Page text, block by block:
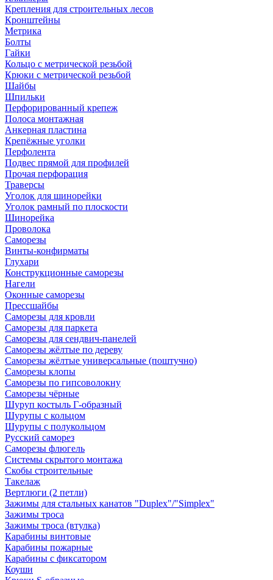
Крепления для строительных лесов
Кронштейны
Метрика
Болты
Гайки
Кольцо с метрической резьбой
Крюки с метрической резьбой
Шайбы
Шпильки
Перфорированный крепеж
Полоса монтажная
Анкерная пластина
Крепёжные уголки
Перфолента
Подвес прямой для профилей
Прочая перфорация
Траверсы
Уголок для шинорейки
Уголок рамный по плоскости
Шинорейка
Проволока
Саморезы
Винты-конфирматы
Глухари
Конструкционные саморезы
Нагели
Оконные саморезы
Прессшайбы
Саморезы для кровли
Саморезы для паркета
Саморезы для сендвич-панелей
Саморезы жёлтые по дереву
Саморезы жёлтые универсальные (поштучно)
Саморезы клопы
Саморезы по гипсоволокну
Саморезы чёрные
Шуруп костыль Г-образный
Шурупы с кольцом
Шурупы с полукольцом
Русский саморез
Саморезы флюгель
Системы скрытого монтажа
Скобы строительные
Такелаж
Вертлюги (2 петли)
Зажимы для стальных канатов "Duplex"/"Simplex"
Зажимы троса
Зажимы троса (втулка)
Карабины винтовые
Карабины пожарные
Карабины с фиксатором
Коуши